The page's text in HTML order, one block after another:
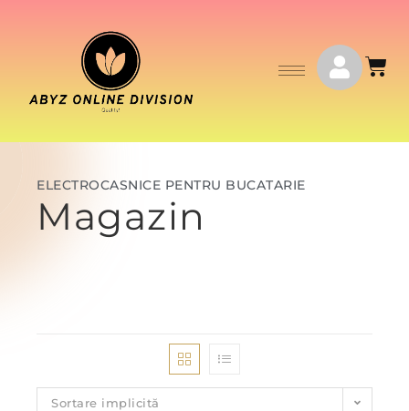
ELECTROCASNICE PENTRU BUCATARIE
Magazin
Sortare implicită